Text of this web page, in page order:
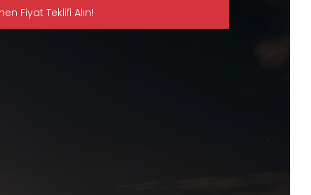
Fiyat Teklifi Alın!